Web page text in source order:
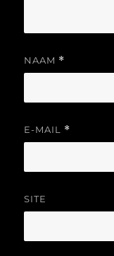
NAAM *
E-MAIL *
SITE